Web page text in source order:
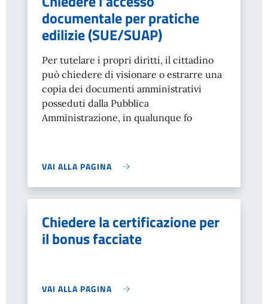
documentale per pratiche
edilizie (SUE/SUAP)
Per tutelare i propri diritti, il cittadino
può chiedere di visionare o estrarre una
copia dei documenti amministrativi
posseduti dalla Pubblica
Amministrazione, in qualunque fo
VAI ALLA PAGINA
Chiedere la certificazione per
il bonus facciate
VAI ALLA PAGINA